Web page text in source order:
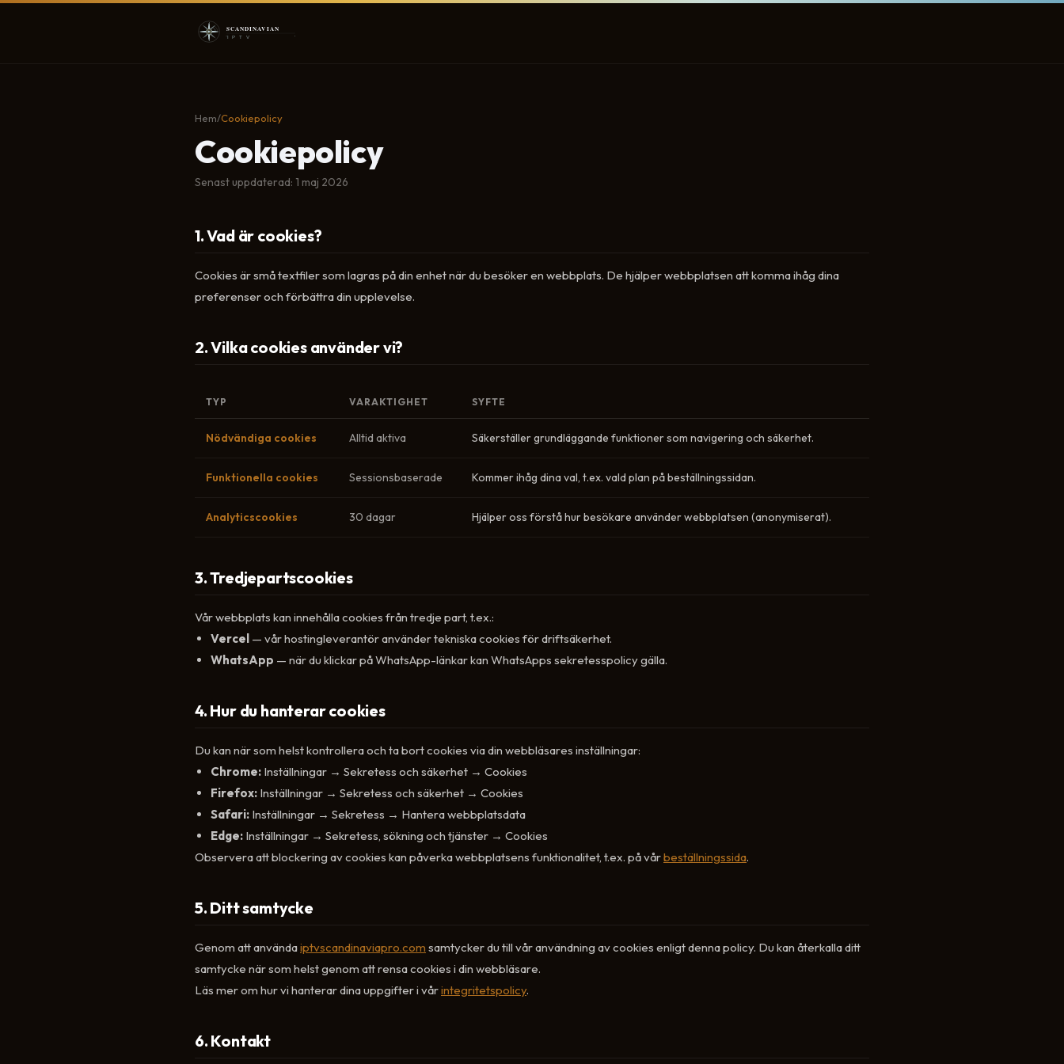
Hem/Cookiepolicy
Cookiepolicy
Senast uppdaterad: 1 maj 2026
1. Vad är cookies?
Cookies är små textfiler som lagras på din enhet när du besöker en webbplats. De hjälper webbplatsen att komma ihåg dina
preferenser och förbättra din upplevelse.
2. Vilka cookies använder vi?
TYP VARAKTIGHET SYFTE
Nödvändiga cookies Alltid aktiva Säkerställer grundläggande funktioner som navigering och säkerhet.
Funktionella cookies Sessionsbaserade Kommer ihåg dina val, t.ex. vald plan på beställningssidan.
Analyticscookies 30 dagar Hjälper oss förstå hur besökare använder webbplatsen (anonymiserat).
3. Tredjepartscookies
Vår webbplats kan innehålla cookies från tredje part, t.ex.:
Vercel — vår hostingleverantör använder tekniska cookies för driftsäkerhet.
WhatsApp — när du klickar på WhatsApp-länkar kan WhatsApps sekretesspolicy gälla.
4. Hur du hanterar cookies
Du kan när som helst kontrollera och ta bort cookies via din webbläsares inställningar:
Chrome: Inställningar → Sekretess och säkerhet → Cookies
Firefox: Inställningar → Sekretess och säkerhet → Cookies
Safari: Inställningar → Sekretess → Hantera webbplatsdata
Edge: Inställningar → Sekretess, sökning och tjänster → Cookies
Observera att blockering av cookies kan påverka webbplatsens funktionalitet, t.ex. på vårbeställningssida.
5. Ditt samtycke
Genom att användaiptvscandinaviapro.com samtycker du till vår användning av cookies enligt denna policy. Du kan återkalla ditt
samtycke när som helst genom att rensa cookies i din webbläsare.
Läs mer om hur vi hanterar dina uppgifter i vårintegritetspolicy.
6. Kontakt